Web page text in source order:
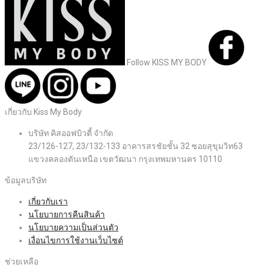
Follow KISS MY BODY
เกี่ยวกับ Kiss My Body
บริษัท คิสออฟบิวตี้ จำกัด
23/126-127, 23/132-133 อาคารสรชัยชั้น 32 ซอยสุขุมวิท63
แขวงคลองตันเหนือ เขตวัฒนา กรุงเทพมหานคร 10110
ข้อมูลบริษัท
เกี่ยวกับเรา
นโยบายการคืนสินค้า
นโยบายความเป็นส่วนตัว
เงื่อนไขการใช้งานเว็บไซต์
ช่วยเหลือ